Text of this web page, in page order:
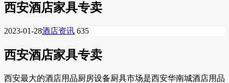
西安酒店家具专卖
2023-01-28酒店资讯 635
西安酒店家具专卖
西安最大的酒店用品厨房设备厨具市场是西安华南城酒店用品